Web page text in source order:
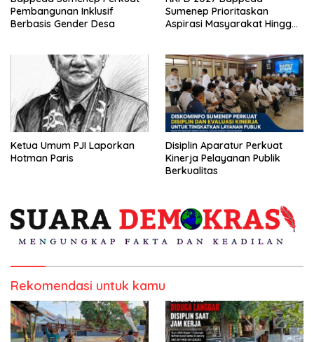
Pembangunan Inklusif
Berbasis Gender Desa
Sumenep Prioritaskan
Aspirasi Masyarakat Hingga
Ketua Umum PJI Laporkan
Hotman Paris
Disiplin Aparatur Perkuat
Kinerja Pelayanan Publik
Berkualitas
Rekomendasi untuk kamu